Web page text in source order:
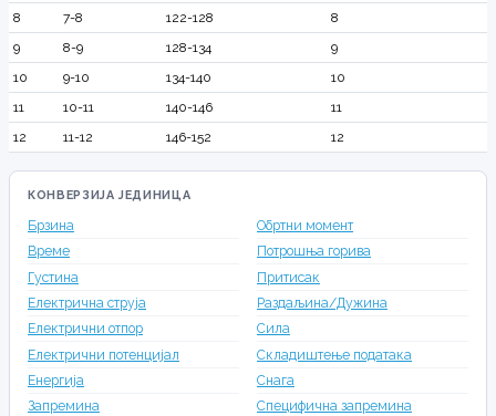
8
7-8 122-128
8
9
8-9 128-134
9
10
9-10 134-140
10
11
10-11 140-146
11
12
11-12 146-152 12
КОНВЕРЗИЈА ЈЕДИНИЦА
Брзина
Време
Густина
Електрична струја
Електрични отпор
Електрични потенцијал
Енергија
Запремина
Обртни момент
Потрошња горива
Притисак
Раздаљина/Дужина
Сила
Складиштење података
Снага
Специфична запремина